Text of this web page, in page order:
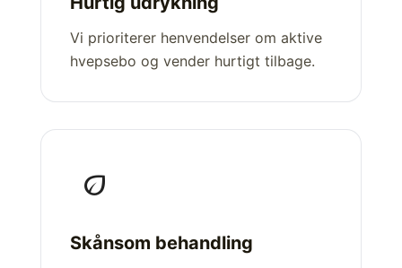
Vi prioriterer henvendelser om aktive
hvepsebo og vender hurtigt tilbage.
eco
Skånsom behandling